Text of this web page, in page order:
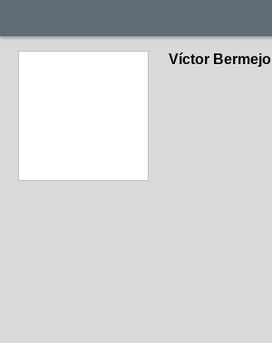
Víctor Bermejo